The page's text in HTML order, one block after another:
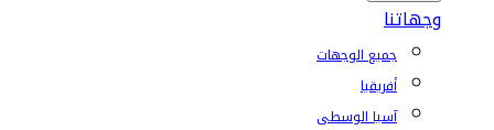
وجهاتنا
جميع الوجهات
أفريقيا
آسيا الوسطى